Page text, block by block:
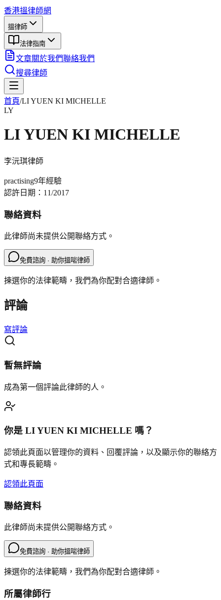
香港搵律師網
搵律師
法律指南
文章關於我們聯絡我們
搜尋律師
首頁/LI YUEN KI MICHELLE
LY
LI YUEN KI MICHELLE
李沅琪律師
practising9年經驗
認許日期： 11/2017
聯絡資料
此律師尚未提供公開聯絡方式。
免費諮詢 · 助你搵啱律師
揀選你的法律範疇，我們為你配對合適律師。
評論
寫評論
暫無評論
成為第一個評論此律師的人。
你是 LI YUEN KI MICHELLE 嗎？
認領此頁面以管理你的資料、回覆評論，以及顯示你的聯絡方
式和專長範疇。
認領此頁面
聯絡資料
此律師尚未提供公開聯絡方式。
免費諮詢 · 助你搵啱律師
揀選你的法律範疇，我們為你配對合適律師。
所屬律師行